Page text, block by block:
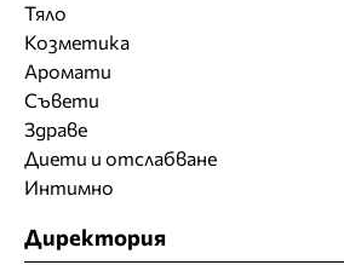
Тяло
Козметика
Аромати
Съвети
Здраве
Диети и отслабване
Интимно
Директория